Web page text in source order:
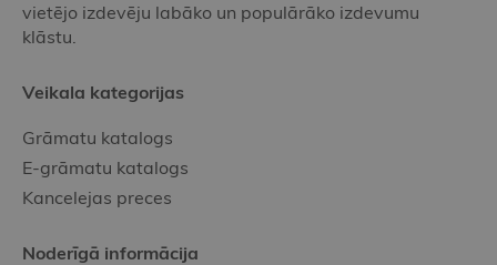
vietējo izdevēju labāko un populārāko izdevumu
klāstu.
Veikala kategorijas
Grāmatu katalogs
E-grāmatu katalogs
Kancelejas preces
Noderīgā informācija